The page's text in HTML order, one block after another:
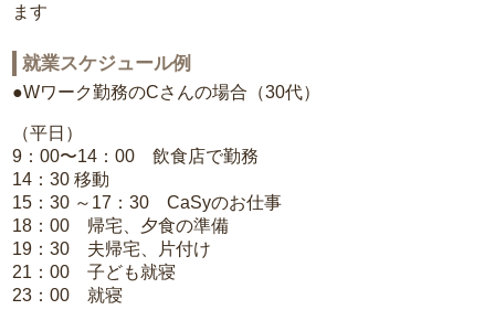
ます
就業スケジュール例
●Wワーク勤務のCさんの場合（30代）
（平日）
9：00〜14：00 飲食店で勤務
14：30 移動
15：30 ～17：30 CaSyのお仕事
18：00 帰宅、夕食の準備
19：30 夫帰宅、片付け
21：00 子ども就寝
23：00 就寝